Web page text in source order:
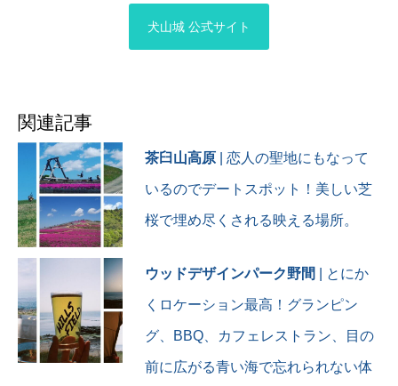
母が施設に居てくれた
時に行けた犬山城🏯でした
#城好き⠀
#石垣⠀
#石垣好き⠀
#石垣好きな人と繋がりたい
⠀
#城好き女子⠀
#城巡り⠀
#歴史好き⠀
#歴史好きな人と繋がりたい
⠀
#旅行⠀
#旅行好き⠀
ん🩷
可愛かった〜😆💕
#犬山城 #国宝天守 #現存天
守12城
#天下人が見た景色 #城好き
#わくわくが止まらん #現存
楽しかった
#大満足の1日
#柴犬 #白柴 #白柴そら #そ
#shiba #shibainu #sora
犬山城 公式サイト
関連記事
茶臼山高原| 恋人の聖地にもなって
いるのでデートスポット！美しい芝
桜で埋め尽くされる映える場所。
ウッドデザインパーク野間 | とにか
くロケーション最高！グランピン
グ、BBQ、カフェレストラン、目の
前に広がる青い海で忘れられない体